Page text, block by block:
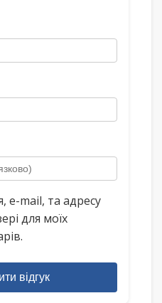
e-mail, та адресу
для моїх
відгук